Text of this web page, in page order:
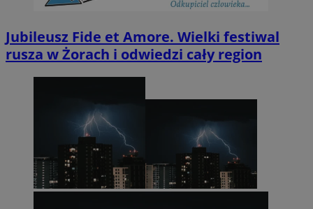
Jubileusz Fide et Amore. Wielki festiwal
rusza w Żorach i odwiedzi cały region